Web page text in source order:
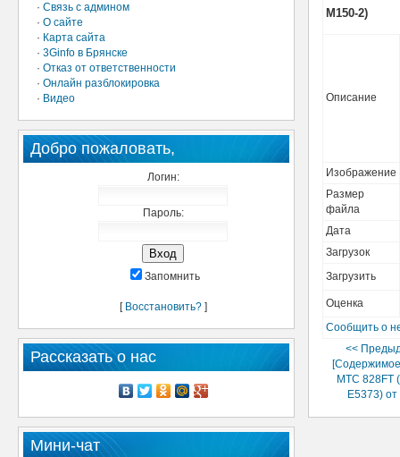
· Связь с админом
· О сайте
· Карта сайта
· 3Ginfo в Брянске
· Отказ от ответственности
· Онлайн разблокировка
· Видео
Добро пожаловать,
Логин:
Пароль:
Запомнить
[ Восстановить?]
Рассказать о нас
Мини-чат
M150-2)
Описание
Изображение
Размер
файла
Дата
Загрузок
Загрузить
Оценка
Сообщить о
<<
МТС 828FT
E5373)